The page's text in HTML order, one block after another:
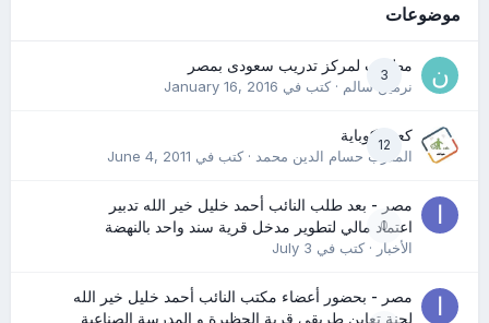
موضوعات
3
مطلوب لمركز تدريب سعودى بمصر
نرمين سالم· كتب في January 16, 2016
12
كعب كوباية
المدرب حسام الدين محمد· كتب في June 4, 2011
0
مصر - بعد طلب النائب أحمد خليل خير الله تدبير
اعتماد مالي لتطوير مدخل قرية سند واحد بالنهضة
الأخبار· كتب في July 3
مصر - بحضور أعضاء مكتب النائب أحمد خليل خير الله
لجنة تعاين طريقي قرية الحظيرة و المدرسة الصناعية